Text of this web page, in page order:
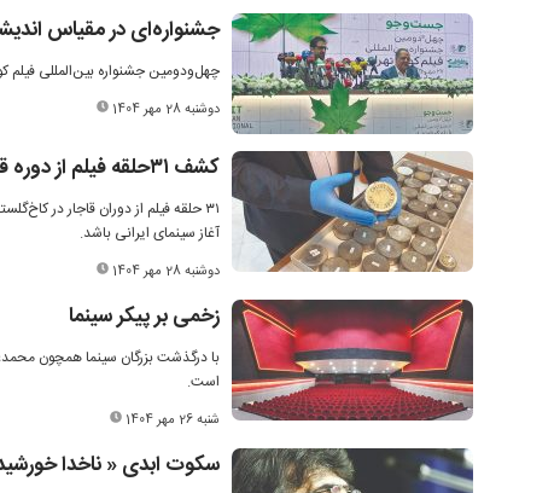
جشنواره‌ای در مقیاس
چهل‌ودومین جشنواره بین‌المللی فیلم
دوشنبه 28 مهر 1404
کشف ۳۱‌حلقه فیلم از دوره قاجار در کاخ‌گلستان
۳۱ حلقه فیلم از دوران قاجار در
آغاز سینمای ایرانی باشد.
دوشنبه 28 مهر 1404
زخمی بر پیکر سینما
با درگذشت بزرگان سینما همچون
است.
شنبه 26 مهر 1404
سکوت ابدی «‌ ناخدا